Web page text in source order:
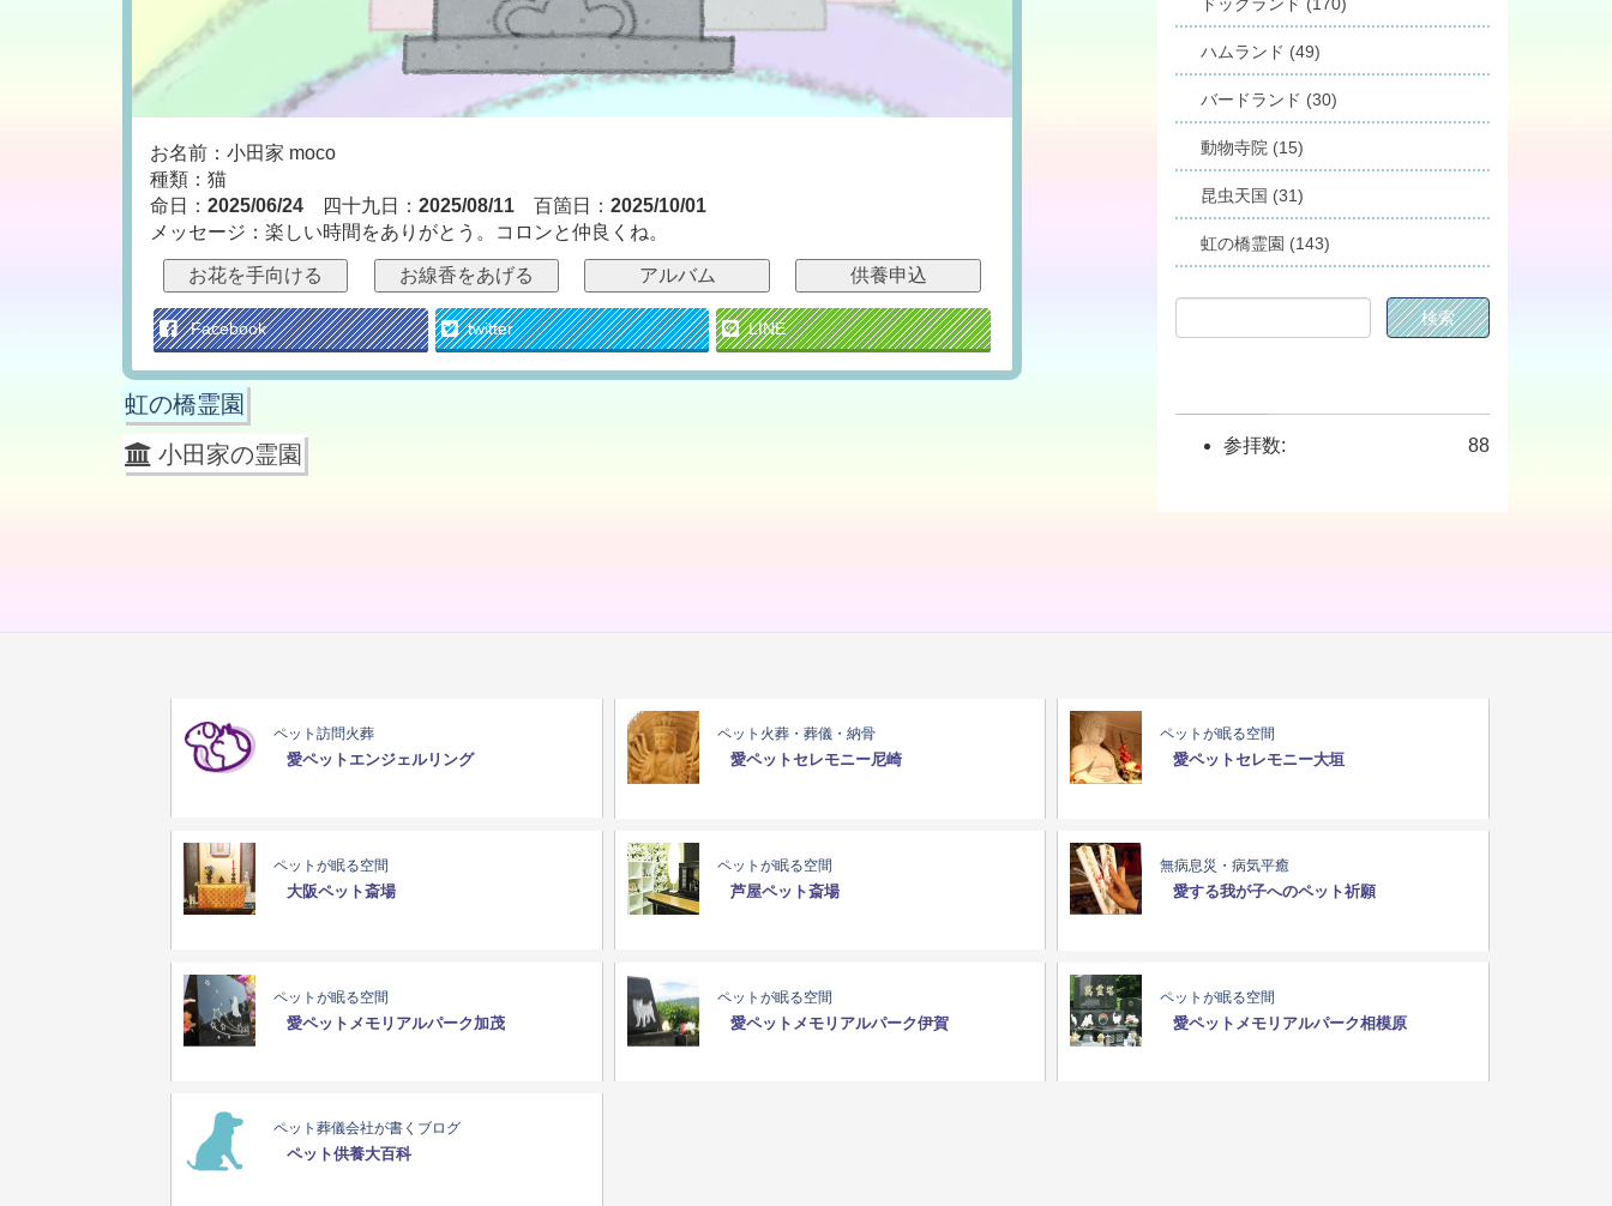
お名前：小田家 moco
種類：猫
命日： 2025/06/24 四十九日： 2025/08/11 百箇日： 2025/10/01
メッセージ：楽しい時間をありがとう。コロンと仲良くね。
お花を手向ける お線香をあげる アルバム 供養申込
Facebook twitter LINE
虹の橋霊園
小田家の霊園
ハムランド (49)
バードランド (30)
動物寺院 (15)
昆虫天国 (31)
虹の橋霊園 (143)
88
参拝数:
ペット訪問火葬
愛ペットエンジェルリング
ペット火葬・葬儀・納骨
愛ペットセレモニー尼崎
ペットが眠る空間
愛ペットセレモニー大垣
ペットが眠る空間
大阪ペット斎場
ペットが眠る空間
芦屋ペット斎場
無病息災・病気平癒
愛する我が子へのペット祈願
ペットが眠る空間
愛ペットメモリアルパーク加茂
ペットが眠る空間
愛ペットメモリアルパーク伊賀
ペットが眠る空間
愛ペットメモリアルパーク相模原
ペット葬儀会社が書くブログ
ペット供養大百科